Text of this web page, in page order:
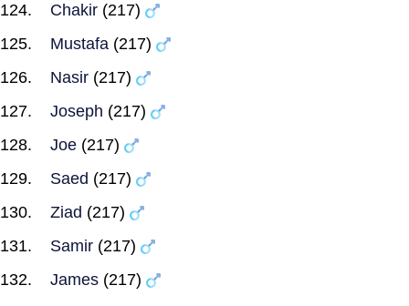
Chakir (217)
Mustafa (217)
Nasir (217)
Joseph (217)
Joe (217)
Saed (217)
Ziad (217)
Samir (217)
James (217)